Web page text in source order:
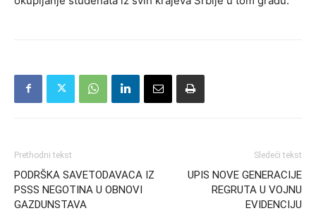
Prethodni tekst
PODRŠKA SAVETODAVACA IZ
PSSS NEGOTINA U OBNOVI
GAZDUNSTAVA
Sledeći tekst
UPIS NOVE GENERACIJE
REGRUTA U VOJNU
EVIDENCIJU